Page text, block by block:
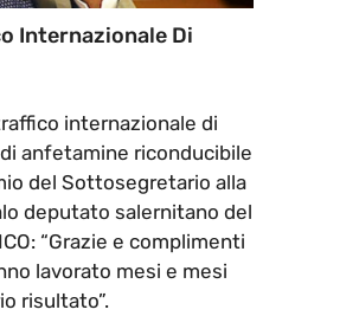
Internazionale Di
internazionale di
anfetamine riconducibile
del Sottosegretario alla
deputato salernitano del
“Grazie e complimenti
lavorato mesi e mesi
risultato”.